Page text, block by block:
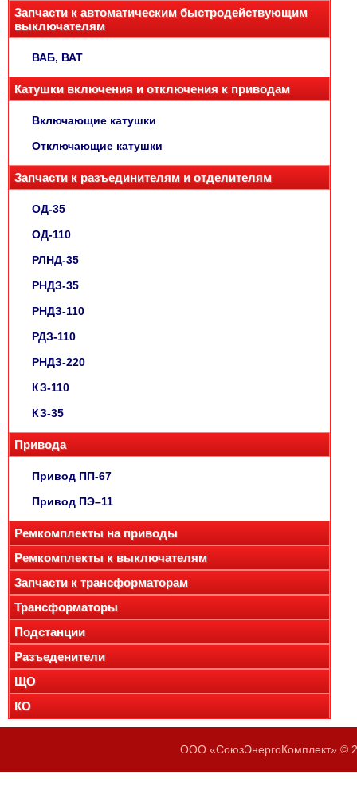
Запчасти к автоматическим быстродействующим
выключателям
ВАБ, ВАТ
Катушки включения и отключения к приводам
Включающие катушки
Отключающие катушки
Запчасти к разъединителям и отделителям
ОД-35
ОД-110
РЛНД-35
РНДЗ-35
РНДЗ-110
РДЗ-110
РНДЗ-220
КЗ-110
КЗ-35
Привода
Привод ПП-67
Привод ПЭ–11
Ремкомплекты на приводы
Ремкомплекты к выключателям
Запчасти к трансформаторам
Трансформаторы
Подстанции
Разъеденители
ЩО
КО
ООО «СоюзЭнергоКомплект» ©